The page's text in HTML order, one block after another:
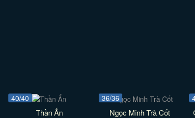
40/40
Thần Ấn
36/36
Ngọc Minh Trà Cốt